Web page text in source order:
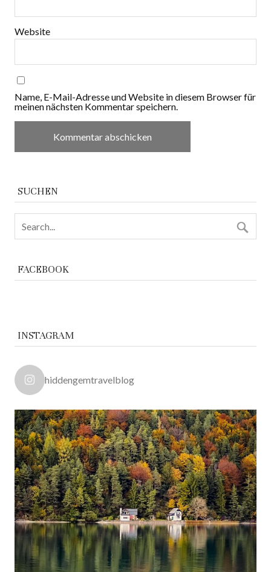
Website
Name, E-Mail-Adresse und Website in diesem Browser für
meinen nächsten Kommentar speichern.
SUCHEN
FACEBOOK
INSTAGRAM
hiddengemtravelblog